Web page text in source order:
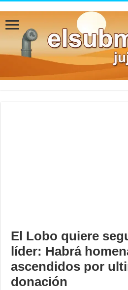
El Lobo quiere
líder: Habrá
ascendidos por
donación